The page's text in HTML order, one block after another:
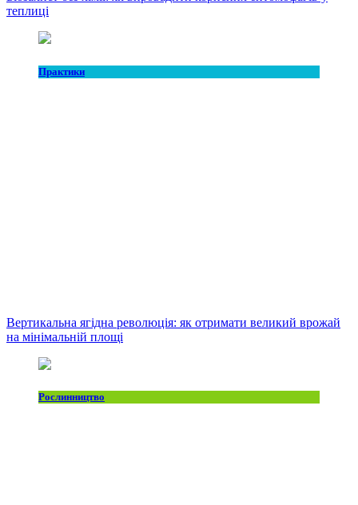
теплиці
Практики
Вертикальна ягідна революція: як отримати великий врожай
на мінімальній площі
Рослинництво